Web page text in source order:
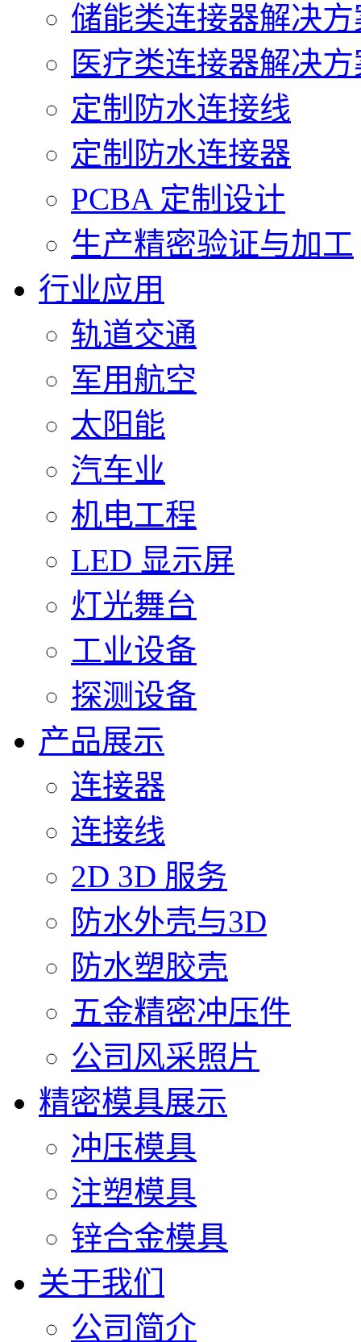
储能类连接器解决方
医疗类连接器解决
定制防水连接线
定制防水连接器
PCBA 定制设计
生产精密验证与加工
行业应用
轨道交通
军用航空
太阳能
汽车业
机电工程
LED 显示屏
灯光舞台
工业设备
探测设备
产品展示
连接器
连接线
2D 3D 服务
防水外壳与3D
防水塑胶壳
五金精密冲压件
公司风采照片
精密模具展示
冲压模具
注塑模具
锌合金模具
关于我们
公司简介